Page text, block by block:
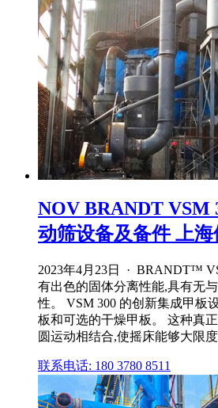
NOV BRANDT VSM
动筛设备及备件 上海
2023年4月23日 · BRANDT™
有出色的固体分离性能,具有无
性。 VSM 300 的创新集成甲板
板和可选的干燥甲板。 这种真
圆运动相结合,使摇床能够大限
联系电话: 180 3780 8511